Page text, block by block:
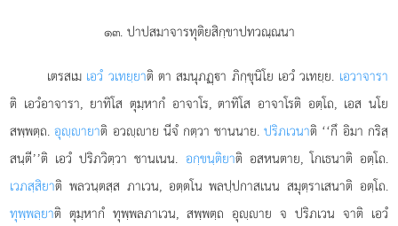
๑๓. ปาปสมาจารทุติยสิกฺขาปทวณฺณนา
เตรสเม เอวํ วเทยฺยาติ ตา สมนุภฏฺา ภิกฺขุนิโย เอวํ วเทยฺย. เอวาจารา
ติ เอวํอาจารา, ยาทิโส ตุมฺหากํ อาจาโร, ตาทิโส อาจาโรติ อตฺโถ, เอส นโย
สพฺพตฺถ.อุฺายาติ อวฺาย นีจํ กตฺวา ชานนาย.ปริภเวนาติ ‘‘กึ อิมา กริสฺ
สนฺตี’’ติ เอวํ ปริภวิตฺวา ชานเนน. อกฺขนฺติยาติ อสหนตาย, โกเธนาติ อตฺโถ.
เวภสฺสิยาติ พลวนฺตสฺส ภาเวน, อตฺตโน พลปฺปกาสเนน สมุตฺราเสนาติ อตฺโถ.
ทุพฺพลฺยาติ ตุมฺหากํ ทุพฺพลภาเวน, สพฺพตฺถ อุฺาย จ ปริภเวน จาติ เอวํ